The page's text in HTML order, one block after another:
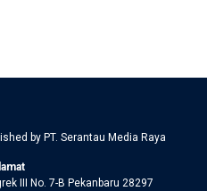
by PT. Serantau Media Raya
III No. 7-B Pekanbaru 28297